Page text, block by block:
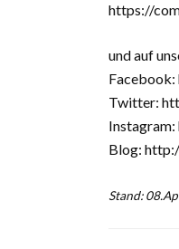
https://
und auf
Twitter:
Blog:
Stand: